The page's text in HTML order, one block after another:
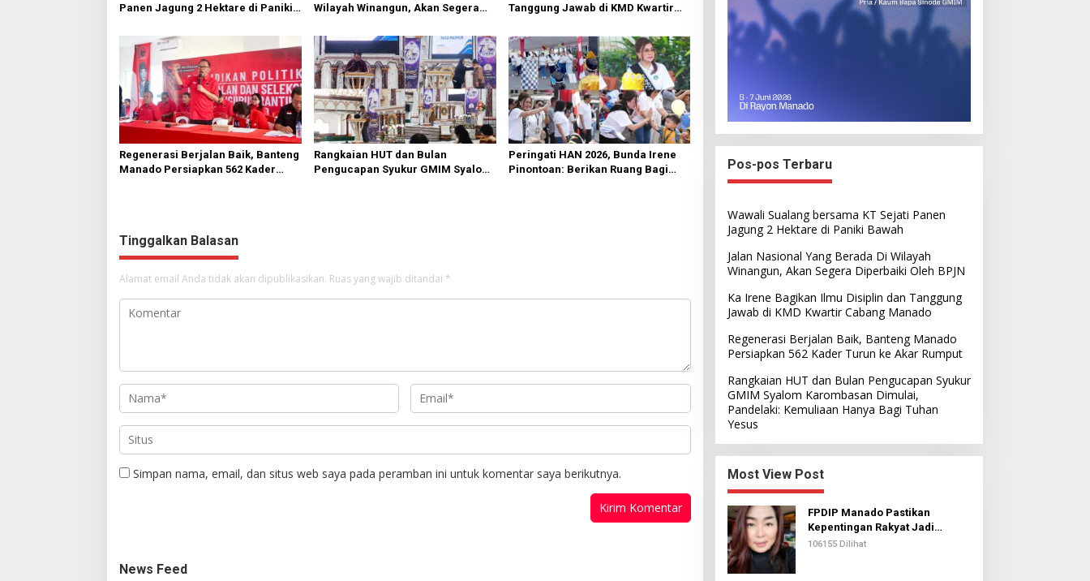
Panen Jagung 2 Hektare di Paniki
Wilayah Winangun, Akan Segera
Tanggung Jawab di KMD Kwartir
Regenerasi Berjalan Baik, Banteng
Manado Persiapkan 562 Kader
Rangkaian HUT dan Bulan
Pengucapan Syukur GMIM Syalom
Peringati HAN 2026, Bunda Irene
Pinontoan: Berikan Ruang Bagi
Tinggalkan Balasan
Alamat email Anda tidak akan dipublikasikan. Ruas yang wajib ditandai *
Simpan nama, email, dan situs web saya pada peramban ini untuk komentar saya berikutnya.
News Feed
Pos-pos Terbaru
Wawali Sualang bersama KT Sejati Panen
Jagung 2 Hektare di Paniki Bawah
Jalan Nasional Yang Berada Di Wilayah
Winangun, Akan Segera Diperbaiki Oleh BPJN
Ka Irene Bagikan Ilmu Disiplin dan Tanggung
Jawab di KMD Kwartir Cabang Manado
Regenerasi Berjalan Baik, Banteng Manado
Persiapkan 562 Kader Turun ke Akar Rumput
Rangkaian HUT dan Bulan Pengucapan Syukur
GMIM Syalom Karombasan Dimulai,
Pandelaki: Kemuliaan Hanya Bagi Tuhan
Yesus
Most View Post
FPDIP Manado Pastikan
Kepentingan Rakyat Jadi
Prioritas Dalam Perjuangan
106155 Dilihat